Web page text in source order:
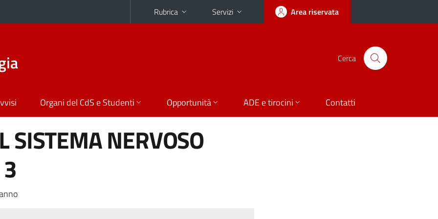
Rubrica Servizi Area riservata
Cerca
Organi del CdS e Studenti Opportunità ADE e tirocini Contatti
SISTEMA NERVOSO